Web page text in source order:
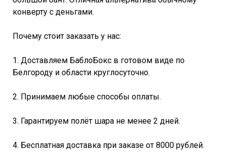
конверту с деньгами.
Почему стоит заказать у нас:
1. Доставляем БаблоБокс в готовом виде по
Белгороду и области круглосуточно.
2. Принимаем любые способы оплаты.
3. Гарантируем полёт шара не менее 2 дней.
4. Бесплатная доставка при заказе от 8000 рублей.